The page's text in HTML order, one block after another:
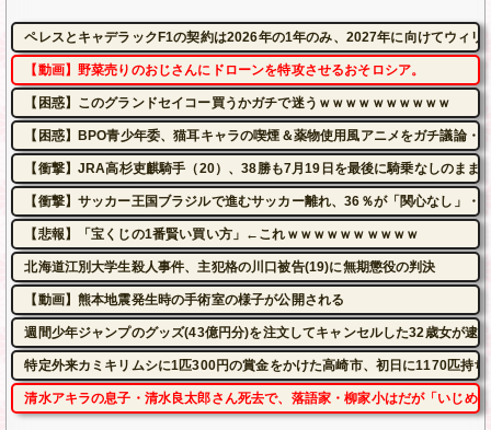
ペレスとキャデラックF1の契約は2026年の1年のみ、2027年に向けてウィリ
【動画】野菜売りのおじさんにドローンを特攻させるおそロシア。
【困惑】このグランドセイコー買うかガチで迷うｗｗｗｗｗｗｗｗｗｗ
【困惑】BPO青少年委、猫耳キャラの喫煙＆薬物使用風アニメをガチ議論・
【衝撃】JRA高杉吏麒騎手（20）、38勝も7月19日を最後に騎乗なしのまま
【衝撃】サッカー王国ブラジルで進むサッカー離れ、36％が「関心なし」・
【悲報】「宝くじの1番賢い買い方」←これｗｗｗｗｗｗｗｗｗｗ
北海道江別大学生殺人事件、主犯格の川口被告(19)に無期懲役の判決
【動画】熊本地震発生時の手術室の様子が公開される
週間少年ジャンプのグッズ(43億円分)を注文してキャンセルした32歳女が逮捕
特定外来カミキリムシに1匹300円の賞金をかけた高崎市、初日に1170匹持ち
清水アキラの息子・清水良太郎さん死去で、落語家・柳家小はだが「いじめ